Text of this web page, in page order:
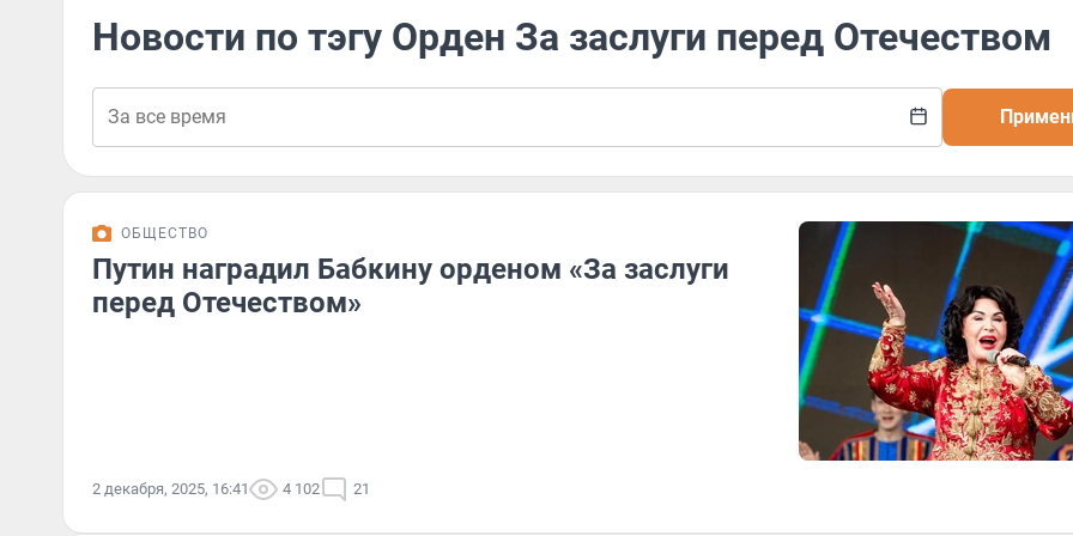
Новости по тэгу Орден За заслуги перед Отечеством
ОБЩЕСТВО
Путин наградил Бабкину орденом «За заслуги
перед Отечеством»
2 декабря, 2025, 16:41 4 102 21